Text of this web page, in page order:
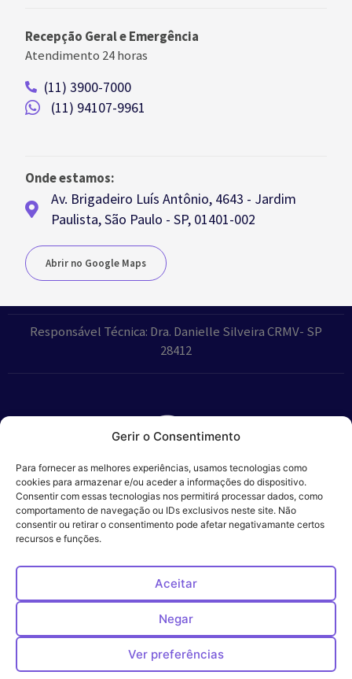
Gerir o Consentimento
Para fornecer as melhores experiências, usamos tecnologias como
cookies para armazenar e/ou aceder a informações do dispositivo.
Consentir com essas tecnologias nos permitirá processar dados, como
comportamento de navegação ou IDs exclusivos neste site. Não
consentir ou retirar o consentimento pode afetar negativamante certos
recursos e funções.
Aceitar
Negar
Ver preferências
Recepção Geral e Emergência
Atendimento 24 horas
(11) 3900-7000
(11) 94107-9961
Onde estamos:
Av. Brigadeiro Luís Antônio, 4643 - Jardim
Paulista, São Paulo - SP, 01401-002
Abrir no Google Maps
Responsável Técnica: Dra. Danielle Silveira CRMV- SP
28412
Parceiros:
Veros – Hospital
Ética